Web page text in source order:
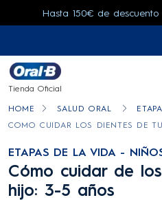
Hasta 150€ de
Tienda Oficial
HOME SALUD ORAL
COMO CUIDAR LOS DIENTES DE
ETAPAS DE LA VIDA -
Cómo cuidar de
hijo: 3-5 años